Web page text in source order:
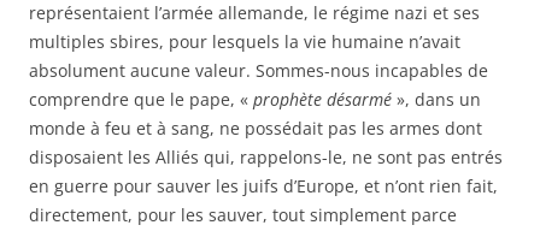
représentaient l’armée allemande, le régime nazi et ses
multiples sbires, pour lesquels la vie humaine n’avait
absolument aucune valeur. Sommes-nous incapables de
comprendre que le pape, « prophète désarmé », dans un
monde à feu et à sang, ne possédait pas les armes dont
disposaient les Alliés qui, rappelons-le, ne sont pas entrés
en guerre pour sauver les juifs d’Europe, et n’ont rien fait,
directement, pour les sauver, tout simplement parce